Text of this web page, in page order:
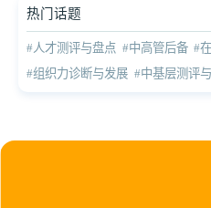
热门话题
#人才测评与盘点 #中高管后备 #
#组织力诊断与发展 #中基层测评